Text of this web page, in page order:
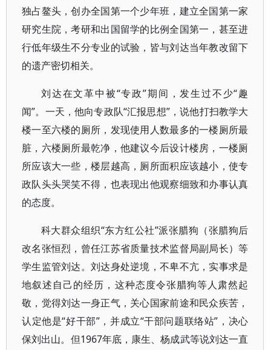
独占鳌头，创办全国第一个少年班，建立全国第一家
研究生院，考研和出国留学的比例全国第一，甚至进
行低年级生不分专业的试验，皆与刘达当年教改留下
的遗产密切相关。
刘达在文革中被“专政”期间，发生过不少“趣
闻”。一天，他向专政队“汇报思想”，说他打扫教学大
楼一至六楼的厕所，发现使用人数最多的一楼厕所最
脏，六楼厕所最乾净，他建议今后设计楼房，一楼厕
所应该大一些，楼层越高，厕所面积应该越小，使专
政队头头哭笑不得，也表现出他观察细致和办事认真
的态度。
科大群众组织“东方红公社”派张腊狗（张腊狗后
改名张恒烈，曾任江苏省质量技术监督局副局长）等
学生监管刘达。刘达身处逆境，不卑不亢，实事求是
地叙述自己的经历，这种态度令张腊狗等人肃然起
敬，觉得刘达一身正气，关心国家前途和民众疾苦，
认定他是“好干部”，并成立“干部问题联络站”，决心
保刘出山。但1967年底，康生、杨成武等说刘达一直